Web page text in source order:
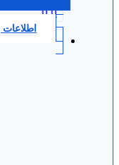
0.0
اطلاعات